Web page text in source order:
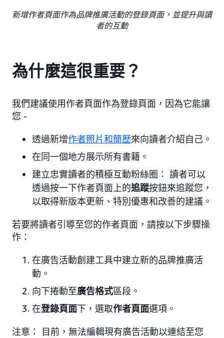
新增作者頁面作為品牌推廣活動的登錄頁面，並提升與讀
者的互動
為什麼這很重要？
我們建議使用作者頁面作為登錄頁面，因為它能讓
您 -
透過新增作者照片和簡歷來向讀者介紹自己。
在同一個地方展示所有書籍。
建立忠實讀者的積極互動粉絲圈： 讀者可以
透過按一下作者頁面上的追蹤按鈕來追蹤您，
以取得新版本更新、特別優惠和改善的建議。
若要將讀者引導至您的作者頁面，請按以下步驟操
作：
在廣告活動創建工具中建立新的品牌推廣活
動。
向下捲動至廣告格式區段。
在登錄頁面下，選取作者頁面選項。
注意： 目前，無法編輯現有廣告活動以連結至您